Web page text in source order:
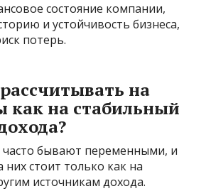
состояние компании,
и устойчивость бизнеса,
потерь.
на
как на стабильный
бывают переменными, и
них стоит только как на
источникам дохода.